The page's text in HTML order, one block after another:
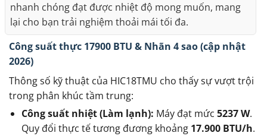
nhanh chóng đạt được nhiệt độ mong muốn, mang
lại cho bạn trải nghiệm thoải mái tối đa.
Công suất thực 17900 BTU & Nhãn 4 sao (cập nhật
2026)
Thông số kỹ thuật của HIC18TMU cho thấy sự vượt trội
trong phân khúc tầm trung:
Công suất nhiệt (Làm lạnh): Máy đạt mức 5237 W.
Quy đổi thực tế tương đương khoảng 17.900 BTU/h.